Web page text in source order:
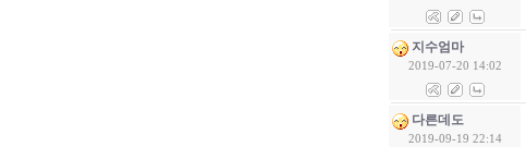
지수엄마
2019-07-20 14:02
다른데도
2019-09-19 22:14